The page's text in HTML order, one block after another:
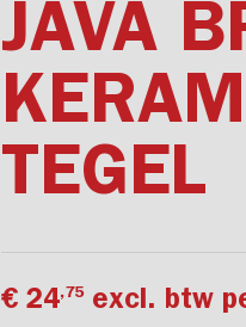
JAVA
TEGEL
€ 24,75excl. btw